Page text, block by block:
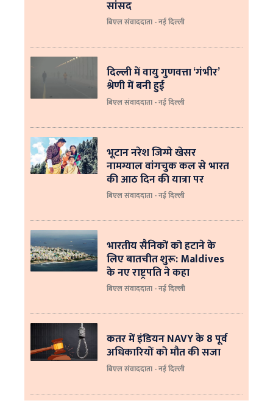
सांसद
बिएल संवाददाता - नई दिल्ली
दिल्ली में वायु गुणवत्ता ‘गंभीर’
श्रेणी में बनी हुई
बिएल संवाददाता - नई दिल्ली
भूटान नरेश जिग्मे खेसर
नामग्याल वांगचुक कल से भारत
की आठ दिन की यात्रा पर
बिएल संवाददाता - नई दिल्ली
भारतीय सैनिकों को हटाने के
लिए बातचीत शुरू: Maldives
के नए राष्ट्रपति ने कहा
बिएल संवाददाता - नई दिल्‍ली
कतर में इंडियन NAVY के 8 पूर्व
अधिकारियों को मौत की सजा
बिएल संवाददाता - नई दिल्ली